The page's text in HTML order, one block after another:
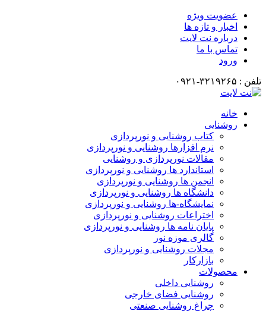
عضویت ویژه
اخبار و تازه ها
درباره نت لایت
تماس با ما
ورود
تلفن : ۳۲۱۹۲۶۵-۰۹۲۱
خانه
روشنایی
کتاب روشنایی و نورپردازی
نرم افزارها روشنایی و نورپردازی
مقالات نورپردازی و روشنایی
استاندارد ها روشنایی و نورپردازی
انجمن ها روشنایی و نورپردازی
دانشگاه ها روشنایی و نورپردازی
نمایشگاه-ها روشنایی و نورپردازی
اختراعات روشنایی و نورپردازی
پایان نامه ها روشنایی و نورپردازی
گالری موزه نور
مجلات روشنایی و نورپردازی
بازارکار
محصولات
روشنایی داخلی
روشنایی فضای خارجی
چراغ روشنایی صنعتی